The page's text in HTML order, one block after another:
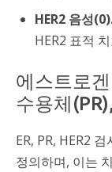
HER2 음성
HER2 표적
에스트로
수용체
ER, PR, HER2
정의하며, 이는